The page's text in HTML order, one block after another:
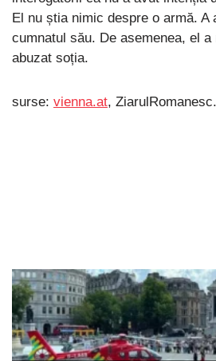
El nu știa nimic despre o armă. A
cumnatul său. De asemenea, el
abuzat soția.
surse: vienna.at,